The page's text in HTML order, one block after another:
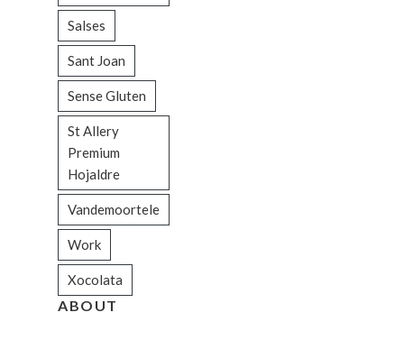
Salses
Sant Joan
Sense Gluten
St Allery
Premium
Hojaldre
Vandemoortele
Work
Xocolata
ABOUT